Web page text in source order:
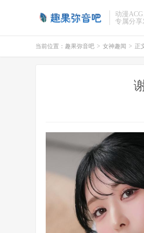
动漫
专属分享
当前位置： 趣果弥音吧 > 女神趣闻 > 正